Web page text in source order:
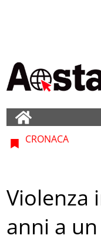
CRONACA
Violenza
anni a